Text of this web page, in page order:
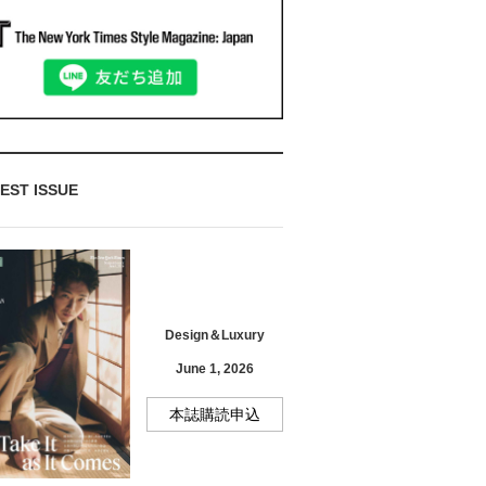
ISSUE
Design＆Luxury
June 1, 2026
本誌購読申込